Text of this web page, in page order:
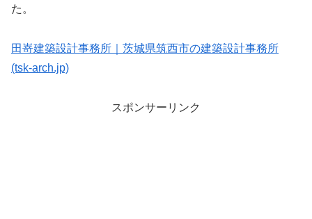
た。
田嵜建築設計事務所｜茨城県筑西市の建築設計事務所
(tsk-arch.jp)
スポンサーリンク